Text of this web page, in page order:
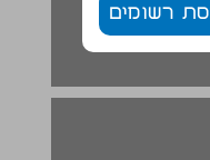
רשומים